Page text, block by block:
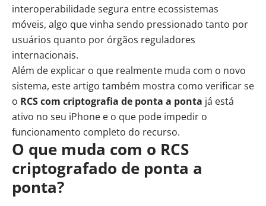
interoperabilidade segura entre ecossistemas
móveis, algo que vinha sendo pressionado tanto por
usuários quanto por órgãos reguladores
internacionais.
Além de explicar o que realmente muda com o novo
sistema, este artigo também mostra como verificar se
o RCScom criptografia de ponta a ponta já está
ativo no seu iPhone e o que pode impedir o
funcionamento completo do recurso.
O que muda com o RCS
criptografado de ponta a
ponta?